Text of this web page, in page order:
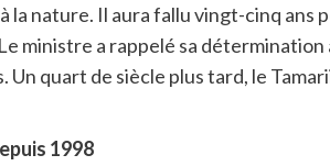
la nature. Il aura fallu vingt-cinq ans
ministre a rappelé sa
Un quart de siècle plus tard, le
1998